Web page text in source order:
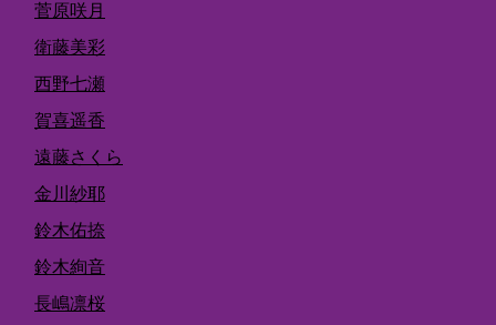
菅原咲月
衛藤美彩
西野七瀬
賀喜遥香
遠藤さくら
金川紗耶
鈴木佑捺
鈴木絢音
長嶋凛桜